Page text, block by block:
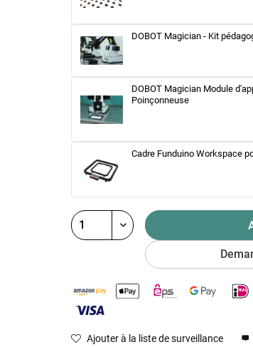
DOBOT Magician - Kit
DOBOT Magician Module
Poinçonneuse
Cadre Funduino Workspace
Ajouter à la liste de surveillance